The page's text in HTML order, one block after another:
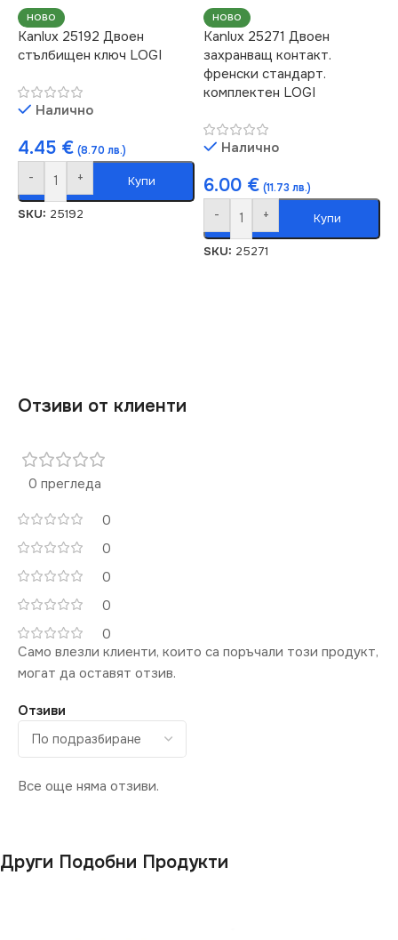
НОВО
Kanlux 25192 Двоен
стълбищен ключ LOGI
Налично
4.45 € (8.70 лв.)
- + Купи
SKU: 25192
НОВО
Kanlux 25271 Двоен
захранващ контакт.
френски стандарт.
комплектен LOGI
Налично
6.00 € (11.73 лв.)
- + Купи
SKU: 25271
Отзиви от клиенти
0 прегледа
0
0
0
0
0
Отзиви
Все още няма отзиви.
Само влезли клиенти, които са поръчали този продукт,
могат да оставят отзив.
Други Подобни Продукти